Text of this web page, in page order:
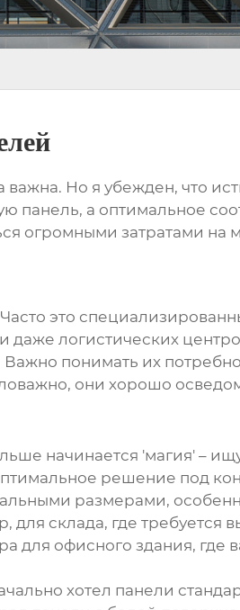
важна. Но я убежден, что
панель, а оптимальное
огромными затратами на
Часто это
логистических
понимать их
они хорошо
начинается 'магия' –
решение под
размерами,
склада, где требуется
для офисного здания, где
хотел панели